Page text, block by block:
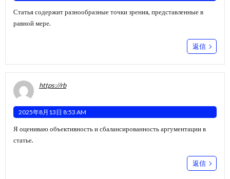
Статья содержит разнообразные точки зрения, представленные в
равной мере.
返信
https://rb
2025年8月13日 8:53 AM
Я оцениваю объективность и сбалансированность аргументации в
статье.
返信